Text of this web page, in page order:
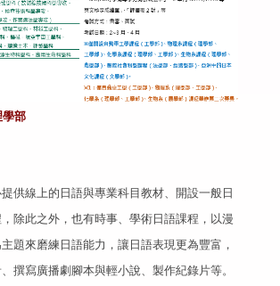
部
供線上的日語與專業科目教材、開設一般日
除此之外，也有時事、學術日語課程，以漫
題來磨練日語能力，讓日語表現更為豐富，
撰寫廣播劇腳本與輕小說、製作紀錄片等。